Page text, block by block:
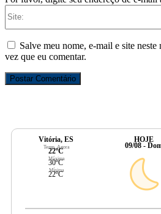
Salve meu nome, e-mail e site
vez que eu comentar.
Vitória, ES
Temp. Agora
22ºC
Máxima
30ºC
Mínima
22ºC
HOJE
09/08 -